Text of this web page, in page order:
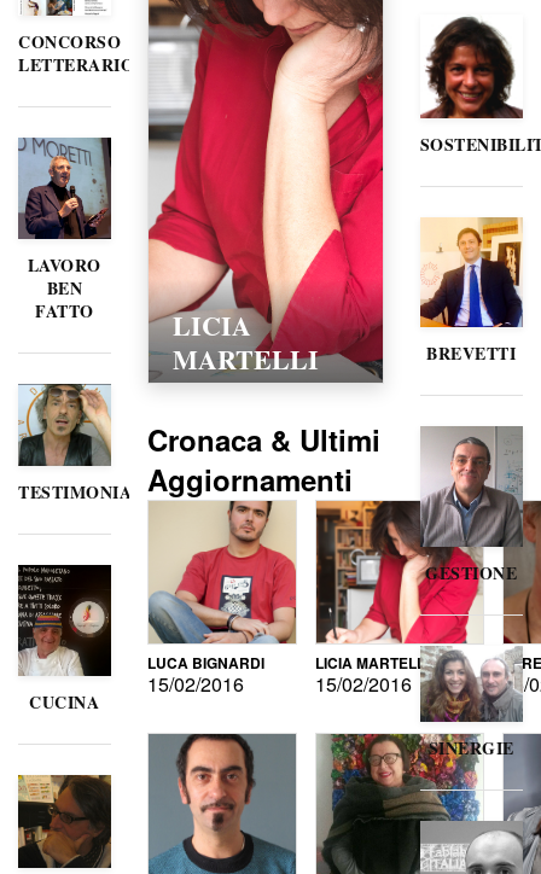
CONCORSO
LETTERARIO
LAVORO
BEN
FATTO
TESTIMONIANZE
CUCINA
LORELLA
POZZI
Cronaca & Ultimi
Aggiornamenti
LUCA BIGNARDI
15/02/2016
LICIA MARTELLI
15/02/2016 15/
BREVETTI
GESTIONE
SINERGIE